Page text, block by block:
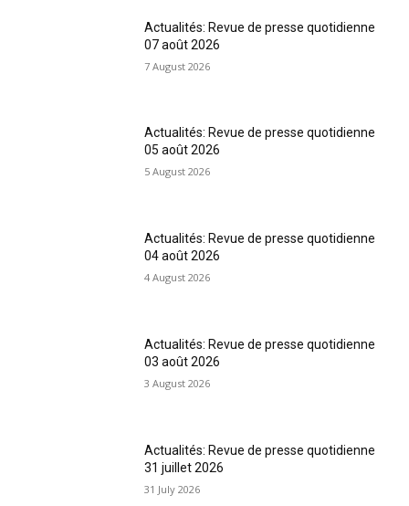
Actualités: Revue de presse quotidienne
07 août 2026
7 August 2026
Actualités: Revue de presse quotidienne
05 août 2026
5 August 2026
Actualités: Revue de presse quotidienne
04 août 2026
4 August 2026
Actualités: Revue de presse quotidienne
03 août 2026
3 August 2026
Actualités: Revue de presse quotidienne
31 juillet 2026
31 July 2026